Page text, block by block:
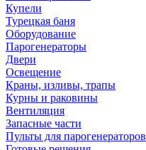
Купели
Турецкая баня
Оборудование
Парогенераторы
Двери
Освещение
Краны, изливы, трапы
Курны и раковины
Вентиляция
Запасные части
Пульты для парогенераторов